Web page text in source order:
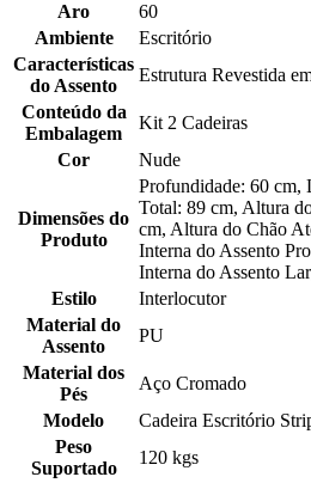
Aro
60
Ambiente
Escritório
Características
do Assento
Estrutura Revestida
Conteúdo da
Embalagem
Kit 2 Cadeiras
Cor
Nude
Dimensões do
Produto
Profundidade: 60 cm,
Total: 89 cm, Altura
cm, Altura do Chão
Interna do Assento
Interna do Assento
Estilo
Interlocutor
Material do
Assento
PU
Material dos
Pés
Aço Cromado
Modelo
Cadeira Escritório
Peso
Suportado
120 kgs